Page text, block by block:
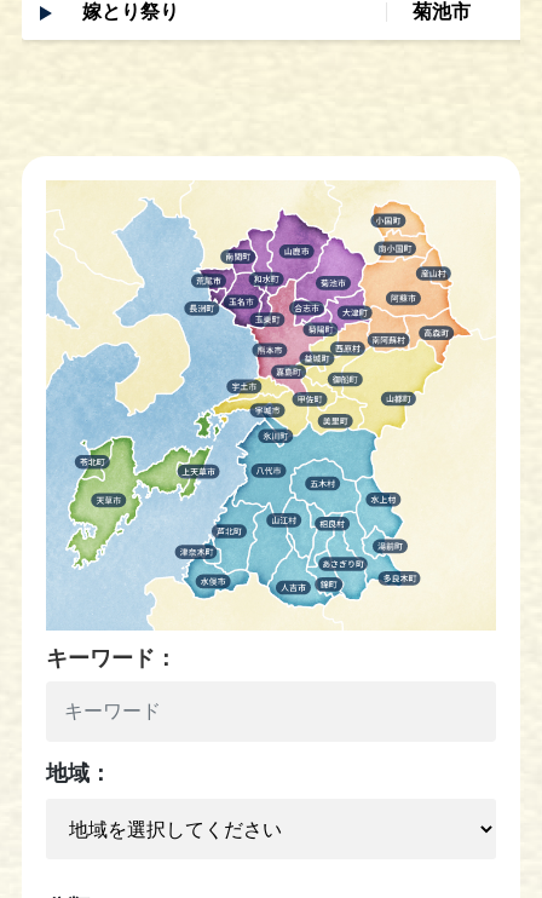
嫁とり祭り 菊池市
キーワード：
地域：